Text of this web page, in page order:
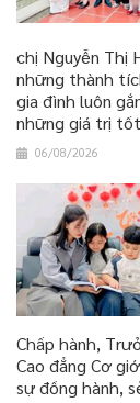
chị Nguyễn Thị
những thành
gia đình luôn
những giá trị
06/08/2026
Chấp hành,
Cao đẳng Cơ
sự đồng hành,